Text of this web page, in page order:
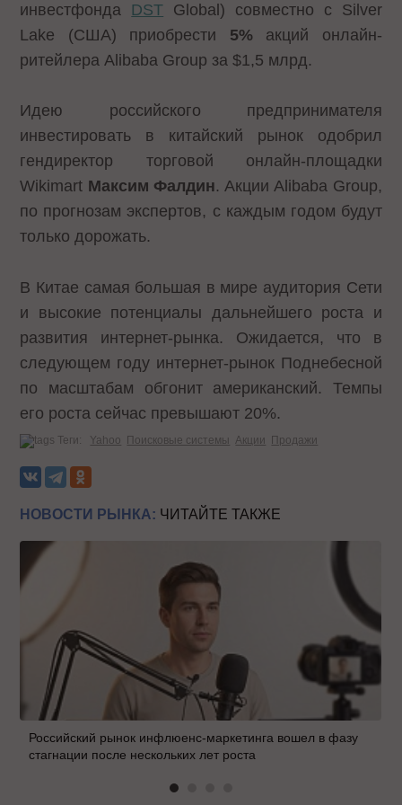
инвестфонда DST Global) совместно с Silver
Lake (США) приобрести 5%акций онлайн-
ритейлера Alibaba Group за $1,5 млрд.
Идею российского предпринимателя
инвестировать в китайский рынок одобрил
гендиректор торговой онлайн-площадки
Wikimart Максим Фалдин. Акции Alibaba Group,
по прогнозам экспертов, с каждым годом будут
только дорожать.
В Китае самая большая в мире аудитория Сети
и высокие потенциалы дальнейшего роста и
развития интернет-рынка. Ожидается, что в
следующем году интернет-рынок Поднебесной
по масштабам обгонит американский. Темпы
его роста сейчас превышают 20%.
Теги: Yahoo Поисковые системы Акции Продажи
НОВОСТИ РЫНКА: ЧИТАЙТЕ ТАКЖЕ
Российский рынок инфлюенс-маркетинга вошел в фазу
стагнации после нескольких лет роста